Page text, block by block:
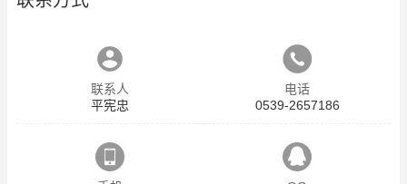
联系人
平宪忠
电话
0539-2657186